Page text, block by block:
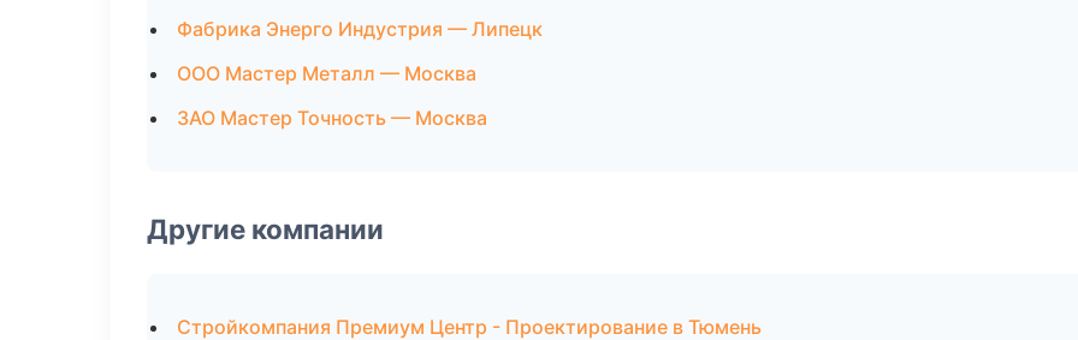
Фабрика Энерго Индустрия — Липецк
ООО Мастер Металл — Москва
ЗАО Мастер Точность — Москва
Другие компании
Стройкомпания Премиум Центр - Проектирование в Тюмень